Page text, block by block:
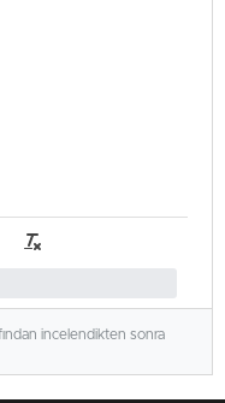
incelendikten sonra